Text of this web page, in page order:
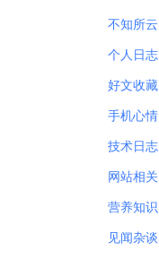
不知所云
个人日志
好文收藏
手机心情
技术日志
网站相关
营养知识
见闻杂谈